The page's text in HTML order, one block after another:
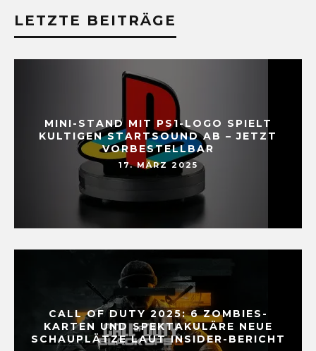
LETZTE BEITRÄGE
MINI-STAND MIT PS1-LOGO SPIELT
KULTIGEN STARTSOUND AB – JETZT
VORBESTELLBAR
17. MÄRZ 2025
CALL OF DUTY 2025: 6 ZOMBIES-
KARTEN UND SPEKTAKULÄRE NEUE
SCHAUPLÄTZE LAUT INSIDER-BERICHT